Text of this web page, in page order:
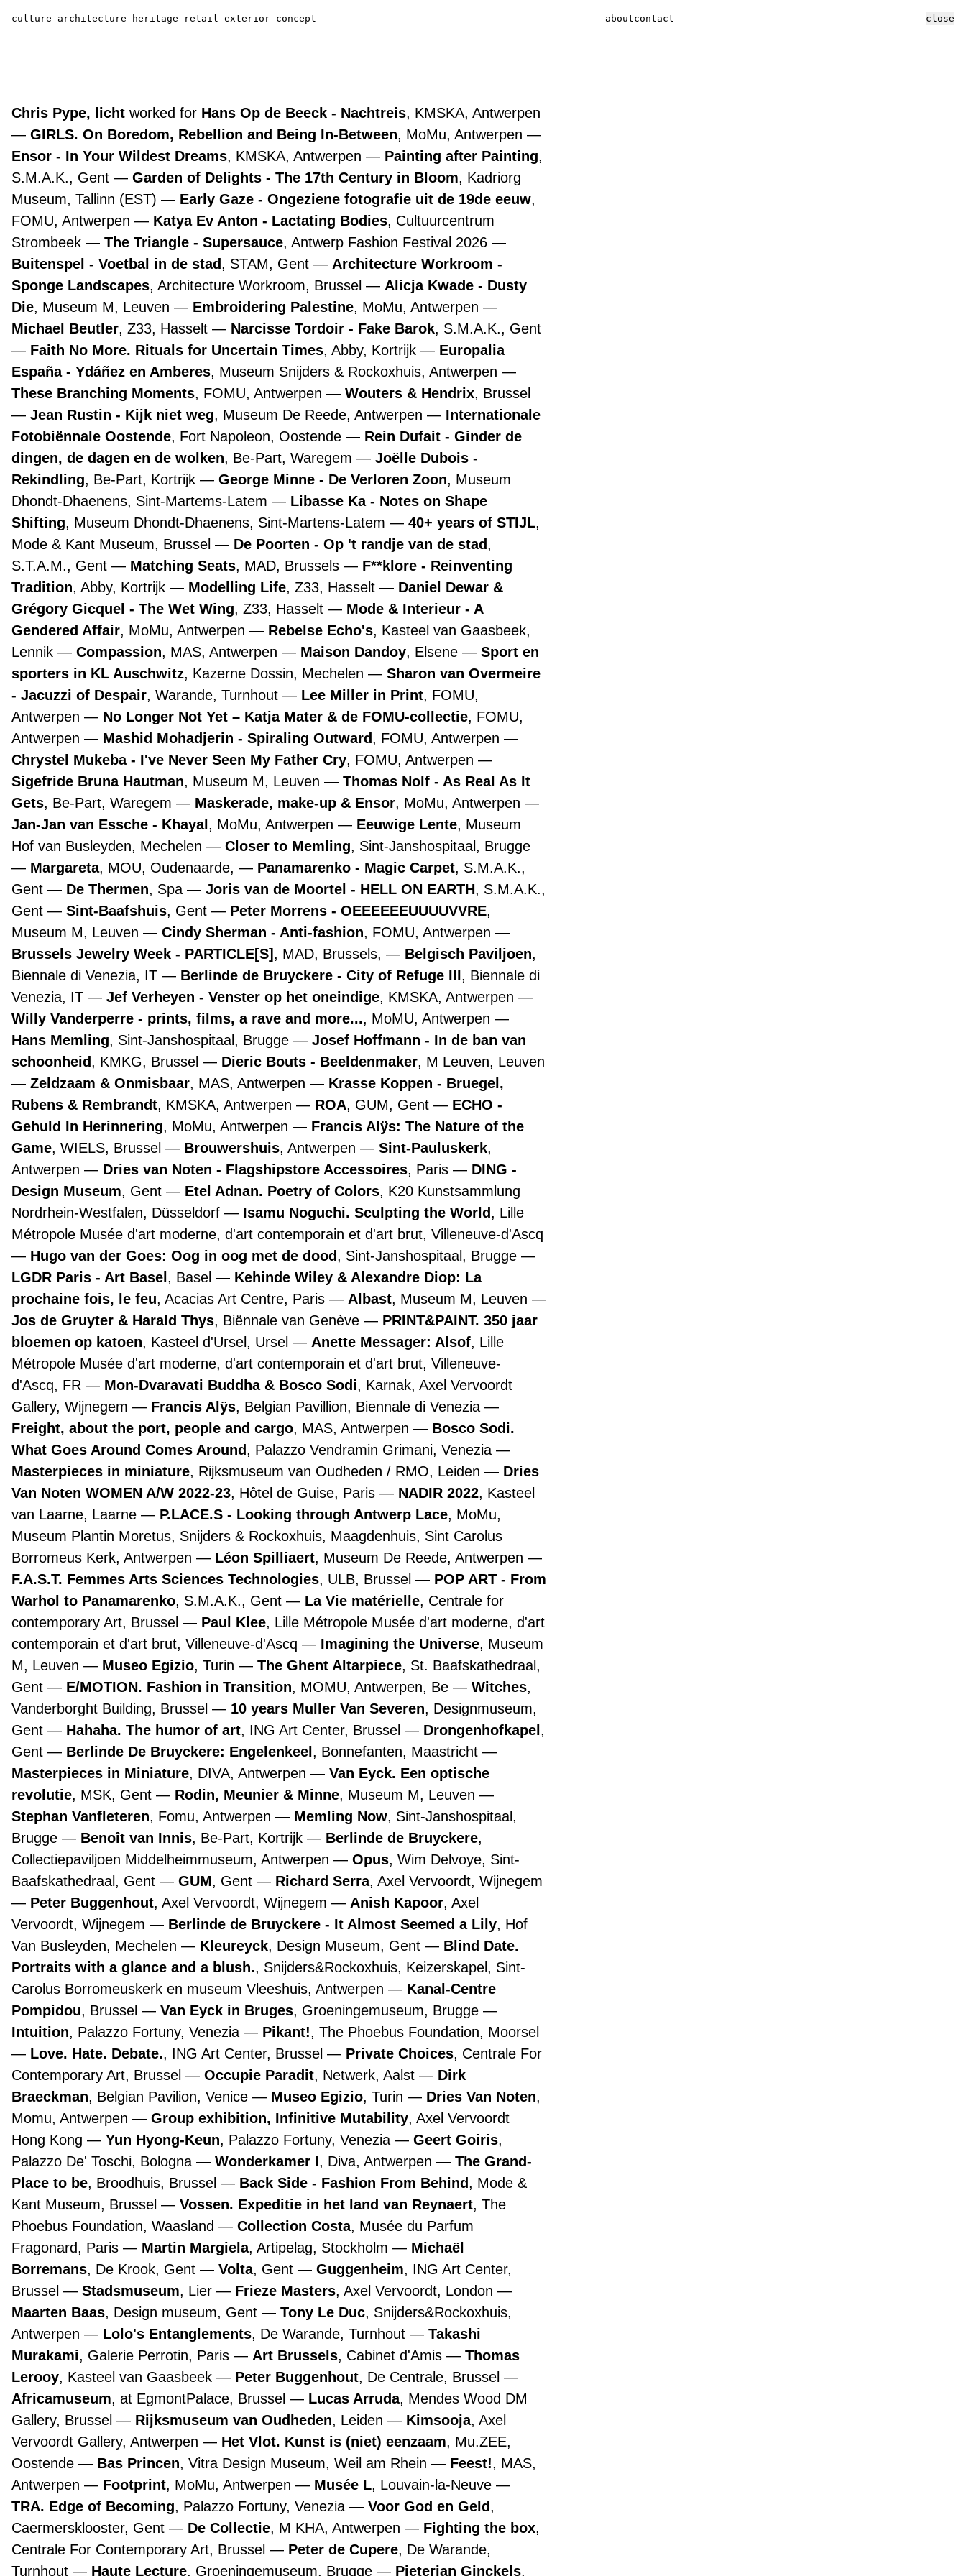
culture architecture heritage retail exterior concept aboutcontact
Chris Pype, licht worked for Hans Op de Beeck - Nachtreis, KMSKA, Antwerpen
GIRLS. On Boredom, Rebellion and Being In-Between, MoMu, Antwerpen
Ensor - In Your Wildest Dreams, KMSKA, Antwerpen Painting after Painting,
S.M.A.K., Gent
Garden of Delights - The 17th Century in Bloom, Kadriorg
Museum, Tallinn (EST)
Early Gaze - Ongeziene fotografie uit de 19de eeuw,
FOMU, Antwerpen
Katya Ev Anton - Lactating Bodies, Cultuurcentrum
Strombeek
The Triangle - Supersauce, Antwerp Fashion Festival 2026
Buitenspel - Voetbal in de stad, STAM, Gent
Architecture Workroom -
Sponge Landscapes, Architecture Workroom, Brussel
Alicja Kwade - Dusty
Die, Museum M, Leuven Embroidering Palestine, MoMu, Antwerpen
Michael Beutler, Z33, Hasselt Narcisse Tordoir - Fake Barok, S.M.A.K., Gent
Faith No More. Rituals for Uncertain Times, Abby, Kortrijk
Europalia
España - Ydáñez en Amberes, Museum Snijders & Rockoxhuis, Antwerpen
These Branching Moments, FOMU, Antwerpen Wouters & Hendrix, Brussel
Jean Rustin - Kijk niet weg, Museum De Reede, Antwerpen
Internationale
Fotobiënnale Oostende, Fort Napoleon, Oostende
Rein Dufait - Ginder de
dingen, de dagen en de wolken, Be-Part, Waregem
Joëlle Dubois -
Rekindling, Be-Part, Kortrijk George Minne - De Verloren Zoon, Museum
Dhondt-Dhaenens, Sint-Martems-Latem
Libasse Ka - Notes on Shape
Shifting, Museum Dhondt-Dhaenens, Sint-Martens-Latem 40+ years of STIJL,
Mode & Kant Museum, Brussel
De Poorten - Op 't randje van de stad,
S.T.A.M., Gent
Matching Seats, MAD, Brussels
F**klore - Reinventing
Tradition, Abby, Kortrijk Modelling Life, Z33, Hasselt
Daniel Dewar &
Grégory Gicquel - The Wet Wing, Z33, Hasselt
Mode & Interieur - A
Gendered Affair, MoMu, Antwerpen Rebelse Echo's, Kasteel van Gaasbeek,
Lennik
Compassion, MAS, Antwerpen Maison Dandoy, Elsene
Sport en
sporters in KL Auschwitz, Kazerne Dossin, Mechelen
Sharon van Overmeire
- Jacuzzi of Despair, Warande, Turnhout Lee Miller in Print, FOMU,
Antwerpen
No Longer Not Yet – Katja Mater & de FOMU-collectie, FOMU,
Antwerpen
Mashid Mohadjerin - Spiraling Outward, FOMU, Antwerpen
Chrystel Mukeba - I've Never Seen My Father Cry, FOMU, Antwerpen
Sigefride Bruna Hautman, Museum M, Leuven
Thomas Nolf - As Real As It
Gets, Be-Part, Waregem Maskerade, make-up & Ensor, MoMu, Antwerpen
Jan-Jan van Essche - Khayal , MoMu, Antwerpen Eeuwige Lente, Museum
Hof van Busleyden, Mechelen
Closer to Memling, Sint-Janshospitaal, Brugge
Margareta, MOU, Oudenaarde, Panamarenko - Magic Carpet, S.M.A.K.,
Gent
De Thermen, Spa Joris van de Moortel - HELL ON EARTH, S.M.A.K.,
Gent
Sint-Baafshuis, Gent Peter Morrens - OEEEEEEUUUUVVRE,
Museum M, Leuven
Cindy Sherman - Anti-fashion, FOMU, Antwerpen
Brussels Jewelry Week - PARTICLE[S] , MAD, Brussels, Belgisch Paviljoen,
Biennale di Venezia, IT
Berlinde de Bruyckere - City of Refuge III, Biennale di
Venezia, IT
Jef Verheyen - Venster op het oneindige, KMSKA, Antwerpen
Willy Vanderperre - prints, films, a rave and more..., MoMU, Antwerpen
Hans Memling, Sint-Janshospitaal, Brugge
Josef Hoffmann - In de ban van
schoonheid, KMKG, Brussel Dieric Bouts - Beeldenmaker, M Leuven, Leuven
Zeldzaam & Onmisbaar, MAS, Antwerpen
Krasse Koppen - Bruegel,
Rubens & Rembrandt, KMSKA, Antwerpen ROA, GUM, Gent
ECHO -
Gehuld In Herinnering, MoMu, Antwerpen
Francis Alÿs: The Nature of the
Game, WIELS, Brussel Brouwershuis, Antwerpen Sint-Pauluskerk,
Antwerpen
Dries van Noten - Flagshipstore Accessoires, Paris
DING -
Design Museum, Gent Etel Adnan. Poetry of Colors, K20 Kunstsammlung
Nordrhein-Westfalen, Düsseldorf
Isamu Noguchi. Sculpting the World, Lille
Métropole Musée d'art moderne, d'art contemporain et d'art brut, Villeneuve-d'Ascq
Hugo van der Goes: Oog in oog met de dood, Sint-Janshospitaal, Brugge
LGDR Paris - Art Basel , Basel
Kehinde Wiley & Alexandre Diop: La
prochaine fois, le feu, Acacias Art Centre, Paris Albast, Museum M, Leuven
Jos de Gruyter & Harald Thys, Biënnale van Genève
PRINT&PAINT. 350 jaar
bloemen op katoen, Kasteel d'Ursel, Ursel Anette Messager: Alsof, Lille
Métropole Musée d'art moderne, d'art contemporain et d'art brut, Villeneuve-
d'Ascq, FR
Mon-Dvaravati Buddha & Bosco Sodi, Karnak, Axel Vervoordt
Gallery, Wijnegem
Francis Alÿs, Belgian Pavillion, Biennale di Venezia
Freight, about the port, people and cargo, MAS, Antwerpen
Bosco Sodi.
What Goes Around Comes Around, Palazzo Vendramin Grimani, Venezia
Masterpieces in miniature, Rijksmuseum van Oudheden / RMO, Leiden
Dries
Van Noten WOMEN A/W 2022-23, Hôtel de Guise, Paris NADIR 2022, Kasteel
van Laarne, Laarne
P.LACE.S - Looking through Antwerp Lace, MoMu,
Museum Plantin Moretus, Snijders & Rockoxhuis, Maagdenhuis, Sint Carolus
Borromeus Kerk, Antwerpen
Léon Spilliaert, Museum De Reede, Antwerpen
F.A.S.T. Femmes Arts Sciences Technologies, ULB, Brussel
POP ART - From
Warhol to Panamarenko, S.M.A.K., Gent La Vie matérielle, Centrale for
contemporary Art, Brussel
Paul Klee, Lille Métropole Musée d'art moderne, d'art
contemporain et d'art brut, Villeneuve-d'Ascq
Imagining the Universe, Museum
M, Leuven
Museo Egizio, Turin The Ghent Altarpiece, St. Baafskathedraal,
Gent
E/MOTION. Fashion in Transition, MOMU, Antwerpen, Be Witches,
Vanderborght Building, Brussel
10 years Muller Van Severen, Designmuseum,
Gent
Hahaha. The humor of art, ING Art Center, Brussel Drongenhofkapel ,
Gent
Berlinde De Bruyckere: Engelenkeel , Bonnefanten, Maastricht
Masterpieces in Miniature, DIVA, Antwerpen
Van Eyck. Een optische
revolutie, MSK, Gent Rodin, Meunier & Minne, Museum M, Leuven
Stephan Vanfleteren, Fomu, Antwerpen Memling Now, Sint-Janshospitaal,
Brugge
Benoît van Innis, Be-Part, Kortrijk Berlinde de Bruyckere,
Collectiepaviljoen Middelheimmuseum, Antwerpen
Opus, Wim Delvoye, Sint-
Baafskathedraal, Gent
GUM, Gent Richard Serra, Axel Vervoordt, Wijnegem
Peter Buggenhout, Axel Vervoordt, Wijnegem Anish Kapoor, Axel
Vervoordt, Wijnegem
Berlinde de Bruyckere - It Almost Seemed a Lily, Hof
Van Busleyden, Mechelen
Kleureyck, Design Museum, Gent
Blind Date.
Portraits with a glance and a blush., Snijders&Rockoxhuis, Keizerskapel, Sint-
Carolus Borromeuskerk en museum Vleeshuis, Antwerpen
Kanal-Centre
Pompidou, Brussel Van Eyck in Bruges, Groeningemuseum, Brugge
Intuition, Palazzo Fortuny, Venezia Pikant!, The Phoebus Foundation, Moorsel
Love. Hate. Debate., ING Art Center, Brussel Private Choices, Centrale For
Contemporary Art, Brussel
Occupie Paradit, Netwerk, Aalst
Dirk
Braeckman, Belgian Pavilion, Venice Museo Egizio, Turin Dries Van Noten,
Momu, Antwerpen
Group exhibition, Infinitive Mutability, Axel Vervoordt
Hong Kong
Yun Hyong-Keun, Palazzo Fortuny, Venezia Geert Goiris,
Palazzo De' Toschi, Bologna
Wonderkamer I, Diva, Antwerpen
The Grand-
Place to be, Broodhuis, Brussel Back Side - Fashion From Behind, Mode &
Kant Museum, Brussel
Vossen. Expeditie in het land van Reynaert, The
Phoebus Foundation, Waasland
Collection Costa, Musée du Parfum
Fragonard, Paris
Martin Margiela, Artipelag, Stockholm
Michaël
Borremans, De Krook, Gent Volta, Gent Guggenheim, ING Art Center,
Brussel
Stadsmuseum, Lier Frieze Masters, Axel Vervoordt, London
Maarten Baas, Design museum, Gent Tony Le Duc, Snijders&Rockoxhuis,
Antwerpen
Lolo's Entanglements, De Warande, Turnhout
Takashi
Murakami, Galerie Perrotin, Paris Art Brussels, Cabinet d'Amis
Thomas
Lerooy, Kasteel van Gaasbeek Peter Buggenhout, De Centrale, Brussel
Africamuseum, at EgmontPalace, Brussel Lucas Arruda, Mendes Wood DM
Gallery, Brussel
Rijksmuseum van Oudheden, Leiden Kimsooja, Axel
Vervoordt Gallery, Antwerpen
Het Vlot. Kunst is (niet) eenzaam, Mu.ZEE,
Oostende
Bas Princen, Vitra Design Museum, Weil am Rhein Feest!, MAS,
Antwerpen
Footprint, MoMu, Antwerpen Musée L, Louvain-la-Neuve
TRA. Edge of Becoming, Palazzo Fortuny, Venezia Voor God en Geld,
Caermersklooster, Gent
De Collectie, M KHA, Antwerpen Fighting the box,
Centrale For Contemporary Art, Brussel
Peter de Cupere, De Warande,
Turnhout
Haute Lecture, Groeningemuseum, Brugge Pieterjan Ginckels,
ING
Art
Abstraction
>
Massimo
Barbero
associate
curator
of
Guggenheim
Collection,
Scenography:
Studio
organised
by
the
ING
and
R.
close